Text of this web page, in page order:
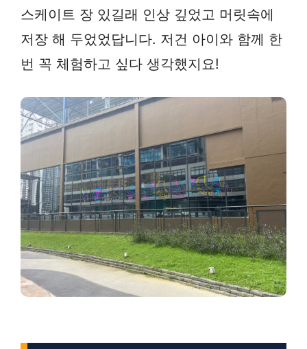
스케이트 장 있길래 인상 깊었고 머릿속에
저장 해 두었었답니다. 저건 아이와 함께 한
번 꼭 체험하고 싶다 생각했지요!